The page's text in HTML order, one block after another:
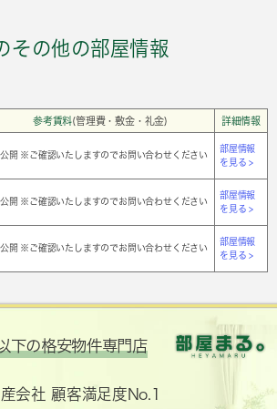
その他の部屋情報
参考賃料(管理費・敷金・礼金) 詳細情報
開 ※ご確認いたしますのでお問い合わせください
部屋情報
を見る >
開 ※ご確認いたしますのでお問い合わせください
部屋情報
を見る >
開 ※ご確認いたしますのでお問い合わせください
部屋情報
を見る >
下の格安物件専門店
会社 顧客満足度No.1